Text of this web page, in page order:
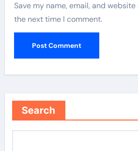
Save my name, email, and
the next time I comment.
Search